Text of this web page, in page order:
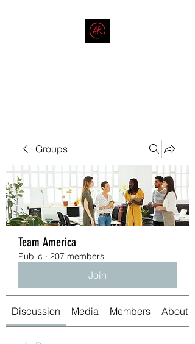
Groups
Team America
Public · 207 members
Join
Discussion Media Members About